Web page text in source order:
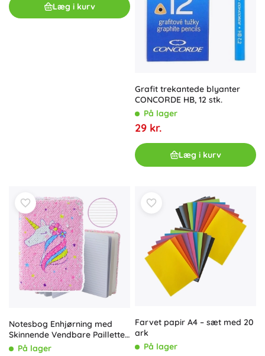
Læg i kurv
Grafit trekantede blyanter
CONCORDE HB, 12 stk.
På lager
29 kr.
Læg i kurv
Notesbog Enhjørning med
Skinnende Vendbare Pailletter
A5, 80 sider
På lager
Farvet papir A4 – sæt med 20
ark
På lager